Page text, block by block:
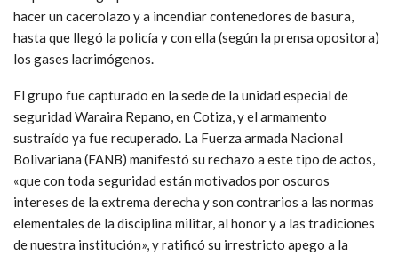
hacer un cacerolazo y a incendiar contenedores de basura,
hasta que llegó la policía y con ella (según la prensa opositora)
los gases lacrimógenos.
El grupo fue capturado en la sede de la unidad especial de
seguridad Waraira Repano, en Cotiza, y el armamento
sustraído ya fue recuperado. La Fuerza armada Nacional
Bolivariana (FANB) manifestó su rechazo a este tipo de actos,
«que con toda seguridad están motivados por oscuros
intereses de la extrema derecha y son contrarios a las normas
elementales de la disciplina militar, al honor y a las tradiciones
de nuestra institución», y ratificó su irrestricto apego a la